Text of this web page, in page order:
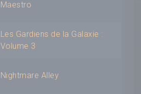
Maestro
Les Gardiens de la Galaxie :
Volume 3
Nightmare Alley